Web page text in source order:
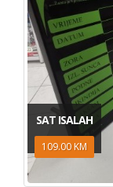
SAT ISALAH
109.00 KM